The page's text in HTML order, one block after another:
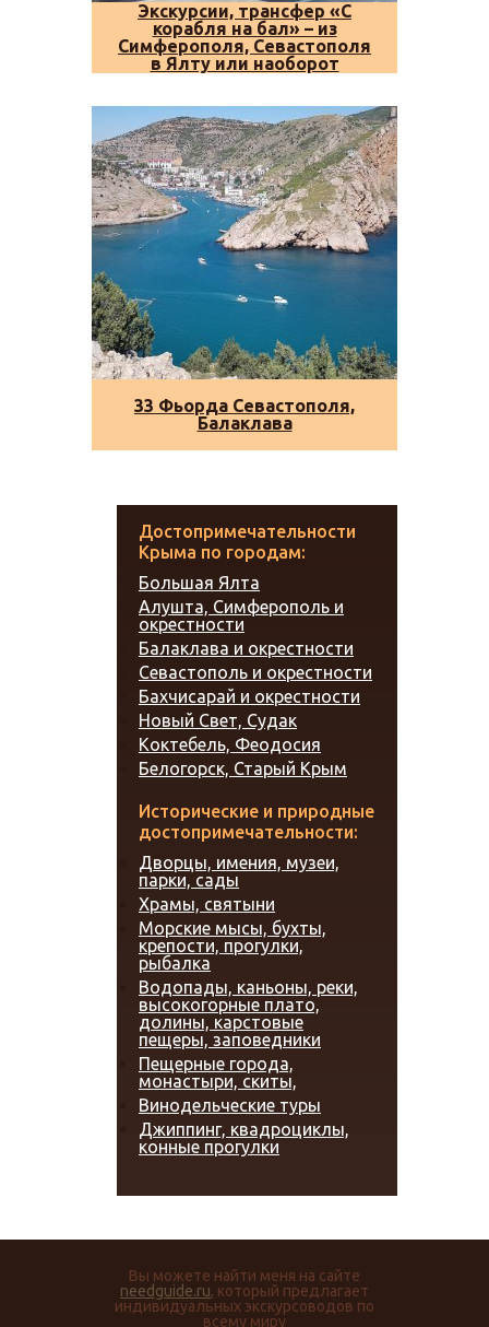
Экскурсии, трансфер «С
корабля на бал» – из
Симферополя, Севастополя
в Ялту или наоборот
33 Фьорда Севастополя,
Балаклава
Достопримечательности
Крыма по городам:
Большая Ялта
Алушта, Симферополь и
окрестности
Балаклава и окрестности
Севастополь и окрестности
Бахчисарай и окрестности
Новый Свет, Судак
Коктебель, Феодосия
Белогорск, Старый Крым
Исторические и природные
достопримечательности:
Дворцы, имения, музеи,
парки, сады
Храмы, святыни
Морские мысы, бухты,
крепости, прогулки,
рыбалка
Водопады, каньоны, реки,
высокогорные плато,
долины, карстовые
пещеры, заповедники
Пещерные города,
монастыри, скиты,
Винодельческие туры
Джиппинг, квадроциклы,
конные прогулки
Вы можете найти меня на сайте
needguide.ru, который предлагает
индивидуальных экскурсоводов по
всему миру